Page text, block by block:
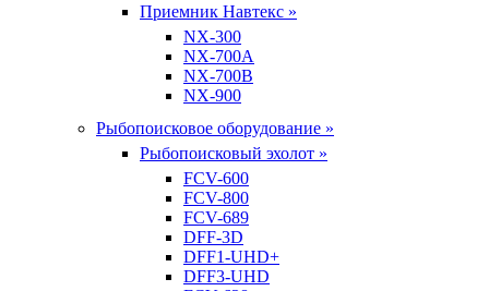
Приемник Навтекс »
NX-300
NX-700A
NX-700B
NX-900
Рыбопоисковое оборудование »
Рыбопоисковый эхолот »
FCV-600
FCV-800
FCV-689
DFF-3D
DFF1-UHD+
DFF3-UHD